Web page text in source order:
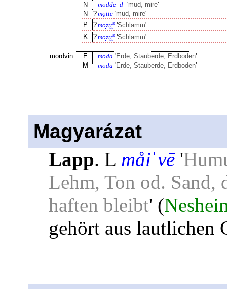
N
mođđe -đ- 'mud, mire'
N
?mǫtte 'mud, mire'
P
?mō̬zt̨t̨ᴇ'Schlamm'
K
?mō̬zt̨t̨ᴇ'Schlamm'
mordvin E moda 'Erde, Stauberde, Erdboden'
M
moda 'Erde, Stauberde, Erdboden'
Magyarázat
Lapp. L måiˈvē '
Lehm, Ton od. Sand,
haften bleibt' (
gehört aus lautlichen